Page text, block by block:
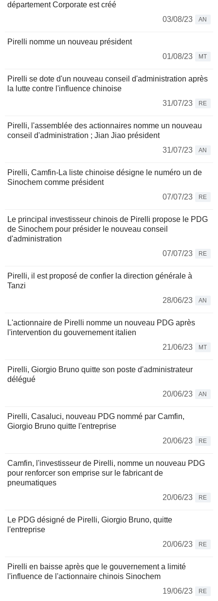
département Corporate est créé
03/08/23
AN
Pirelli nomme un nouveau président
01/08/23
MT
Pirelli se dote d'un nouveau conseil d'administration après
la lutte contre l'influence chinoise
31/07/23
RE
Pirelli, l'assemblée des actionnaires nomme un nouveau
conseil d'administration ; Jian Jiao président
31/07/23
AN
Pirelli, Camfin-La liste chinoise désigne le numéro un de
Sinochem comme président
07/07/23
RE
Le principal investisseur chinois de Pirelli propose le PDG
de Sinochem pour présider le nouveau conseil
d'administration
07/07/23
RE
Pirelli, il est proposé de confier la direction générale à
Tanzi
28/06/23
AN
L'actionnaire de Pirelli nomme un nouveau PDG après
l'intervention du gouvernement italien
21/06/23
MT
Pirelli, Giorgio Bruno quitte son poste d'administrateur
délégué
20/06/23
AN
Pirelli, Casaluci, nouveau PDG nommé par Camfin,
Giorgio Bruno quitte l'entreprise
20/06/23
RE
Camfin, l'investisseur de Pirelli, nomme un nouveau PDG
pour renforcer son emprise sur le fabricant de
pneumatiques
20/06/23
RE
Le PDG désigné de Pirelli, Giorgio Bruno, quitte
l'entreprise
20/06/23
RE
Pirelli en baisse après que le gouvernement a limité
l'influence de l'actionnaire chinois Sinochem
19/06/23
RE